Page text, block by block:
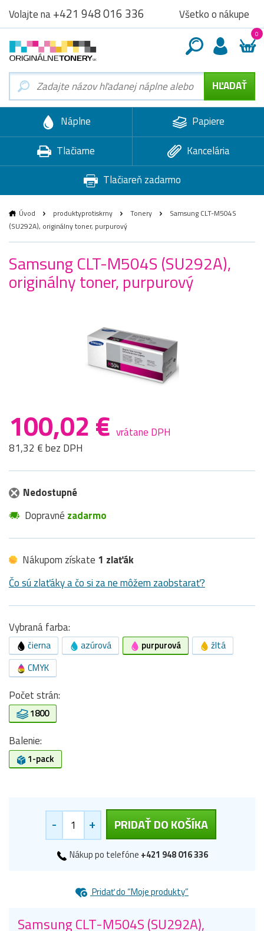
Volajte na+421 948 016 336 Všetko o nákupe
0
Náplne
Papiere
Tlačiarne
Kancelária
Tlačiareň zadarmo
Úvod produktyprotiskrny Tonery
Samsung CLT-M504S
(SU292A), originálny toner, purpurový
Samsung CLT-M504S (SU292A),
originálny toner, purpurový
100,02 € vrátane DPH
81,32 € bez DPH
Nedostupné
Dopravné zadarmo
Nákupom získate 1 zlaťák
Čo sú zlaťáky a čo si za ne môžem zaobstarať?
Vybraná farba:
čierna azúrová purpurová
žltá
CMYK
Počet strán:
1800
Balenie:
1-pack
- + PRIDAŤ DO KOŠÍKA
Nákup po telefóne +421 948 016 336
Pridať do “Moje produkty”
Samsung CLT-M504S (SU292A),